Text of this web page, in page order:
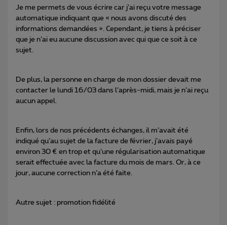
Je me permets de vous écrire car j’ai reçu votre message
automatique indiquant que « nous avons discuté des
informations demandées ». Cependant, je tiens à préciser
que je n’ai eu aucune discussion avec qui que ce soit à ce
sujet.
De plus, la personne en charge de mon dossier devait me
contacter le lundi 16/03 dans l’après-midi, mais je n’ai reçu
aucun appel.
Enfin, lors de nos précédents échanges, il m’avait été
indiqué qu’au sujet de la facture de février, j’avais payé
environ 30 € en trop et qu’une régularisation automatique
serait effectuée avec la facture du mois de mars. Or, à ce
jour, aucune correction n’a été faite.
Autre sujet : promotion fidélité